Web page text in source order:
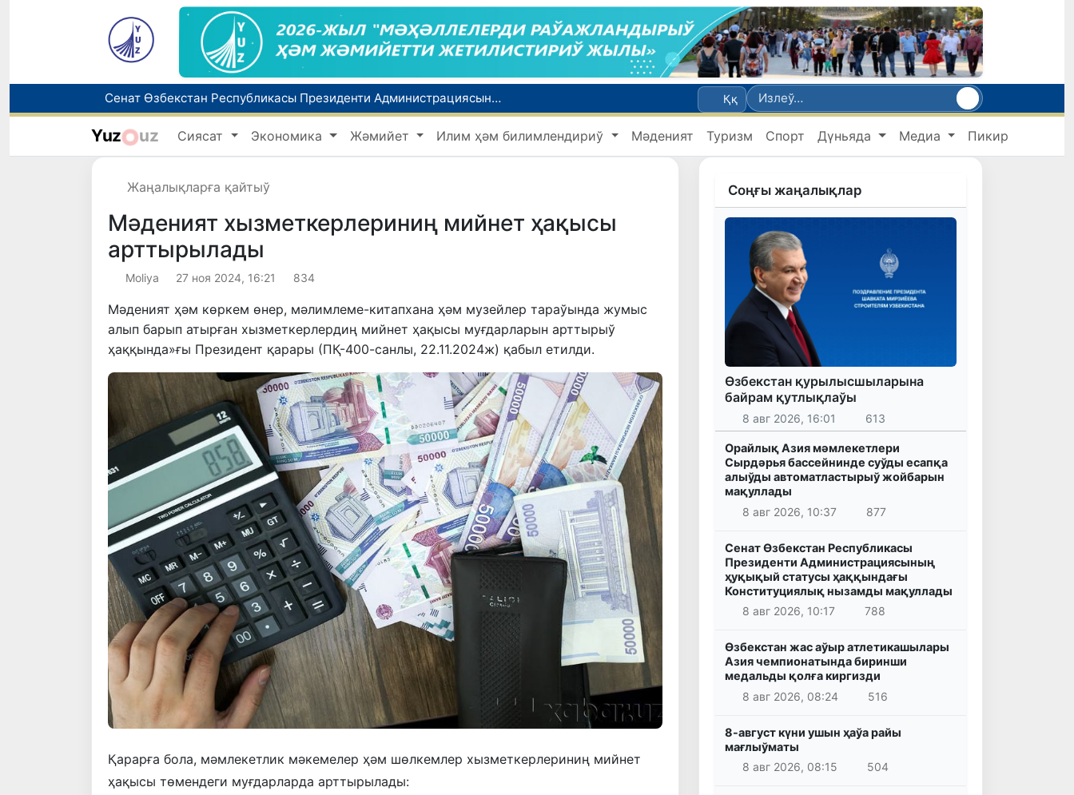
Сенат Өзбекстан Республикасы Президенти Администрациясының ҳуқықый статусы ҳаққындағы Конституциялық нызамды мақуллады
Өзбекстан жас аўыр атлетикашылары Азия чемпионатында биринши медальды қолға киргизди
8-август күни ушын ҳаўа райы мағлыўматы
Ққ
Yuz uz Сиясат Экономика Жәмийет Илим ҳәм билимлендириў Мәденият Туризм Спорт Дүньяда Медиа Пикир
Жаңалықларға қайтыў
Мәденият хызметкерлериниң мийнет ҳақысы
арттырылады
Moliya 27 ноя 2024, 16:21 834
Мәденият ҳәм көркем өнер, мәлимлеме-китапхана ҳәм музейлер тараўында жумыс
алып барып атырған хызметкерлердиң мийнет ҳақысы муғдарларын арттырыў
ҳаққында»ғы Президент қарары (ПҚ-400-санлы, 22.11.2024ж) қабыл етилди.
Қарарға бола, мәмлекетлик мәкемелер ҳәм шөлкемлер хызметкерлериниң мийнет
ҳақысы төмендеги муғдарларда арттырылады:
Соңғы жаңалықлар
Өзбекстан қурылысшыларына
байрам қутлықлаўы
8 авг 2026, 16:01 613
Орайлық Азия мәмлекетлери
Сырдәрья бассейнинде суўды есапқа
алыўды автоматластырыў жойбарын
мақуллады
8 авг 2026, 10:37
877
Сенат Өзбекстан Республикасы
Президенти Администрациясының
ҳуқықый статусы ҳаққындағы
Конституциялық нызамды мақуллады
8 авг 2026, 10:17
788
Өзбекстан жас аўыр атлетикашылары
Азия чемпионатында биринши
медальды қолға киргизди
8 авг 2026, 08:24
516
8-август күни ушын ҳаўа райы
мағлыўматы
8 авг 2026, 08:15
504